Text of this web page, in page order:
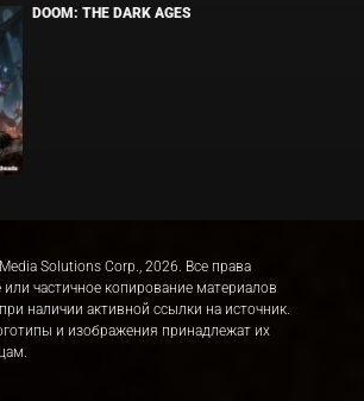
DOOM: THE DARK AGES
Solutions Corp., 2026. Все права
частичное копирование материалов
наличии активной ссылки на источник.
и изображения принадлежат их